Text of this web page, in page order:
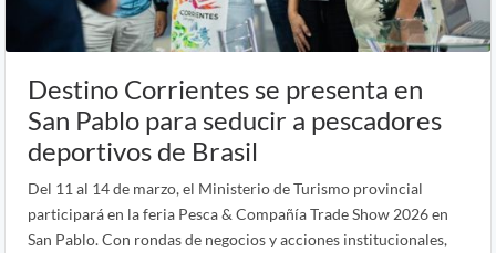
Destino Corrientes se presenta en
San Pablo para seducir a pescadores
deportivos de Brasil
Del 11 al 14 de marzo, el Ministerio de Turismo provincial
participará en la feria Pesca & Compañía Trade Show 2026 en
San Pablo. Con rondas de negocios y acciones institucionales,